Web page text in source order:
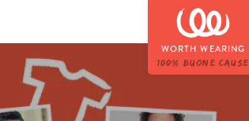
WORTH WEARING
100% BUONE CAUSE